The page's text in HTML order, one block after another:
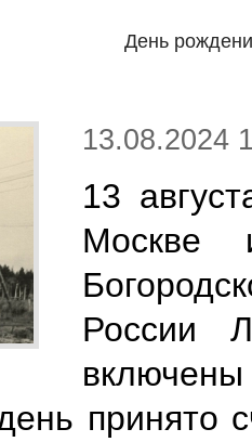
День
13.08.2024
13
Москве
России
принято